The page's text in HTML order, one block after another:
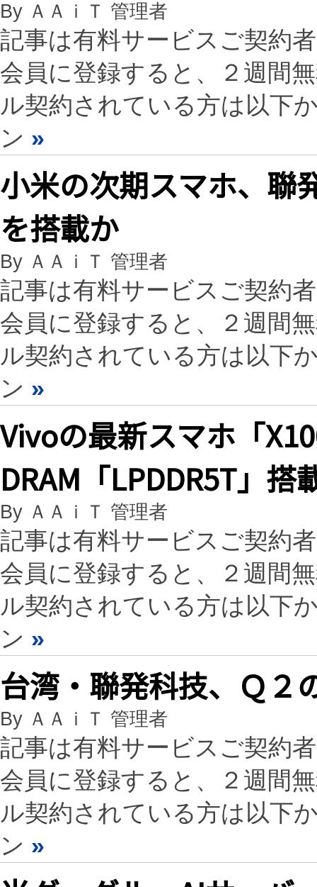
By ＡＡｉＴ 管理者
記事は有料サービスご契約
会員に登録すると、２週間
ル契約されている方は以下
ン »
小米の次期スマホ、聯
を搭載か
By ＡＡｉＴ 管理者
記事は有料サービスご契約
会員に登録すると、２週間
ル契約されている方は以下
ン »
Vivoの最新スマホ「
DRAM「LPDDR5T」搭
By ＡＡｉＴ 管理者
記事は有料サービスご契約
会員に登録すると、２週間
ル契約されている方は以下
ン »
台湾・聯発科技、Ｑ２
By ＡＡｉＴ 管理者
記事は有料サービスご契約
会員に登録すると、２週間
ル契約されている方は以下
ン »